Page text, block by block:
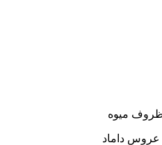
میوه
عروس داماد